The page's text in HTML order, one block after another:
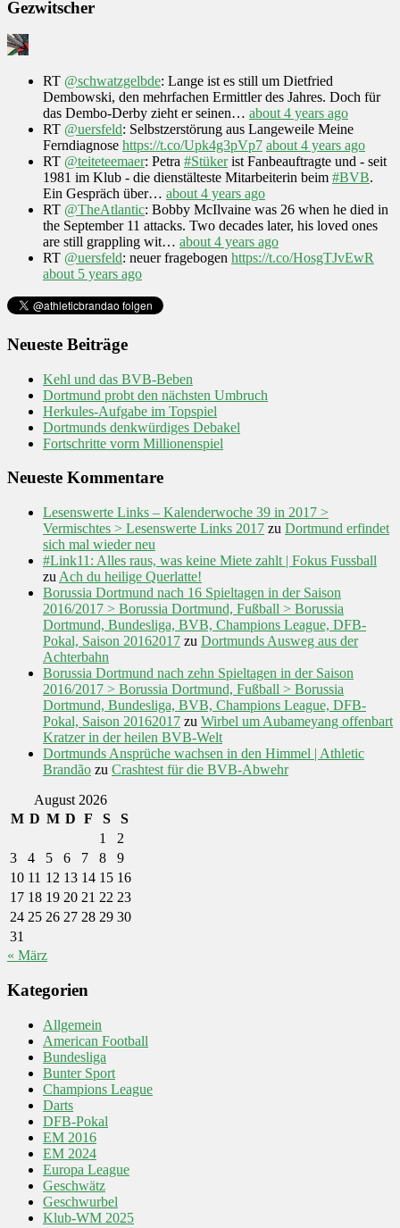
Gezwitscher
RT @schwatzgelbde: Lange ist es still um Dietfried
Dembowski, den mehrfachen Ermittler des Jahres. Doch für
das Dembo-Derby zieht er seinen… about 4 years ago
RT @uersfeld: Selbstzerstörung aus Langeweile Meine
Ferndiagnose https://t.co/Upk4g3pVp7 about 4 years ago
RT @teiteteemaer: Petra #Stükerist Fanbeauftragte und - seit
1981 im Klub - die dienstälteste Mitarbeiterin beim #BVB.
Ein Gespräch über… about 4 years ago
RT @TheAtlantic: Bobby McIlvaine was 26 when he died in
the September 11 attacks. Two decades later, his loved ones
are still grappling wit… about 4 years ago
RT @uersfeld: neuer fragebogen https://t.co/HosgTJvEwR
about 5 years ago
Neueste Beiträge
Kehl und das BVB-Beben
Dortmund probt den nächsten Umbruch
Herkules-Aufgabe im Topspiel
Dortmunds denkwürdiges Debakel
Fortschritte vorm Millionenspiel
Neueste Kommentare
Lesenswerte Links – Kalenderwoche 39 in 2017 >
Vermischtes > Lesenswerte Links 2017 zu Dortmund erfindet
sich mal wieder neu
#Link11: Alles raus, was keine Miete zahlt | Fokus Fussball
zu Ach du heilige Querlatte!
Borussia Dortmund nach 16 Spieltagen in der Saison
2016/2017 > Borussia Dortmund, Fußball > Borussia
Dortmund, Bundesliga, BVB, Champions League, DFB-
Pokal, Saison 20162017 zu Dortmunds Ausweg aus der
Achterbahn
Borussia Dortmund nach zehn Spieltagen in der Saison
2016/2017 > Borussia Dortmund, Fußball > Borussia
Dortmund, Bundesliga, BVB, Champions League, DFB-
Pokal, Saison 20162017 zu Wirbel um Aubameyang offenbart
Kratzer in der heilen BVB-Welt
Dortmunds Ansprüche wachsen in den Himmel | Athletic
Brandão zu Crashtest für die BVB-Abwehr
August 2026
M D M D F S
S
1
2
3
4 5 6 7 8
9
10 11 12 13 14 15 16
17 18 19 20 21 22 23
24 25 26 27 28 29 30
31
« März
Kategorien
Allgemein
American Football
Bundesliga
Bunter Sport
Champions League
Darts
DFB-Pokal
EM 2016
EM 2024
Europa League
Geschwätz
Geschwurbel
Klub-WM 2025